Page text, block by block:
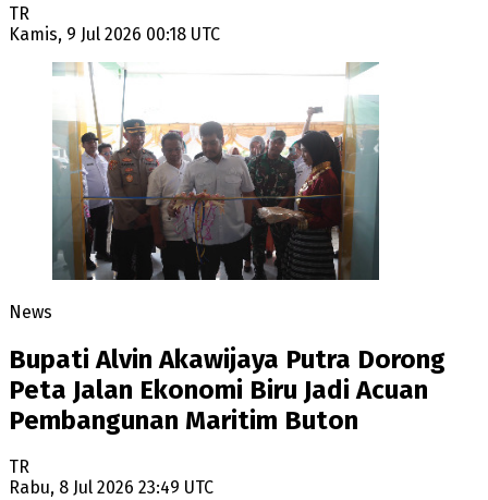
TR
Kamis, 9 Jul 2026 00:18 UTC
News
Bupati Alvin Akawijaya Putra Dorong
Peta Jalan Ekonomi Biru Jadi Acuan
Pembangunan Maritim Buton
TR
Rabu, 8 Jul 2026 23:49 UTC